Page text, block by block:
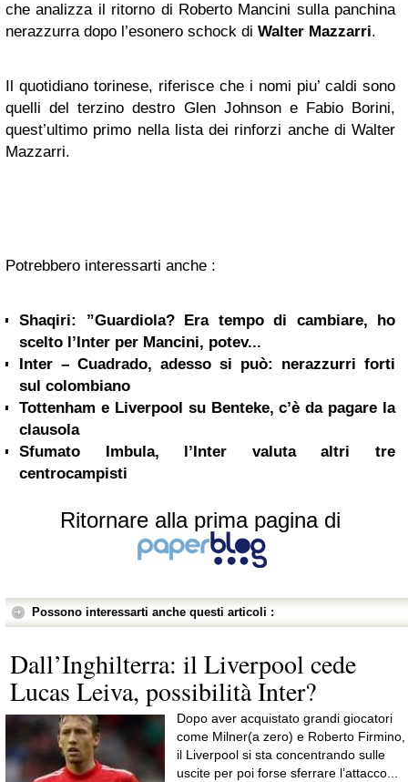
che analizza il ritorno di Roberto Mancini sulla panchina
nerazzurra dopo l’esonero schock di Walter Mazzarri.
Il quotidiano torinese, riferisce che i nomi piu’ caldi sono
quelli del terzino destro Glen Johnson e Fabio Borini,
quest’ultimo primo nella lista dei rinforzi anche di Walter
Mazzarri.
Potrebbero interessarti anche :
Shaqiri: ”Guardiola? Era tempo di cambiare, ho
scelto l’Inter per Mancini, potev...
Inter – Cuadrado, adesso si può: nerazzurri forti
sul colombiano
Tottenham e Liverpool su Benteke, c’è da pagare la
clausola
Sfumato Imbula, l’Inter valuta altri tre
centrocampisti
Ritornare alla prima pagina di
Possono interessarti anche questi articoli :
Dall’Inghilterra: il Liverpool cede
Lucas Leiva, possibilità Inter?
Dopo aver acquistato grandi giocatori
come Milner(a zero) e Roberto Firmino,
il Liverpool si sta concentrando sulle
uscite per poi forse sferrare l’attacco...